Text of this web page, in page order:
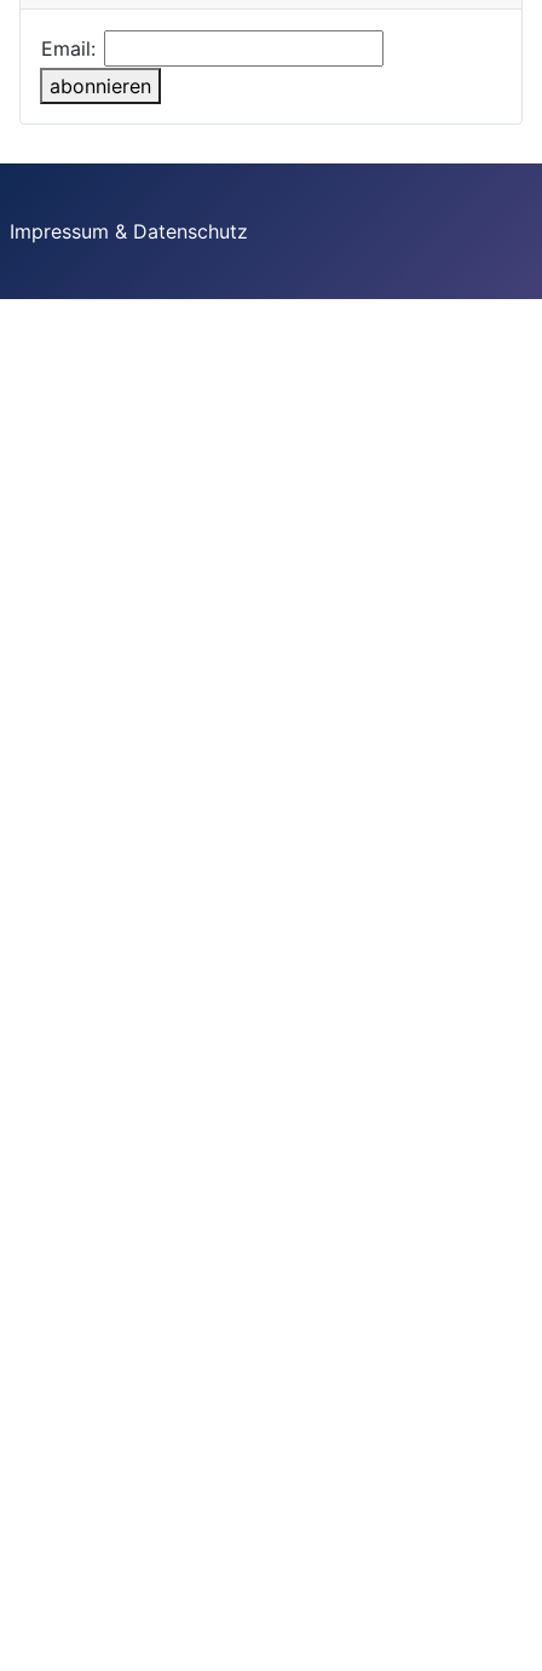
Email:
abonnieren
Impressum & Datenschutz